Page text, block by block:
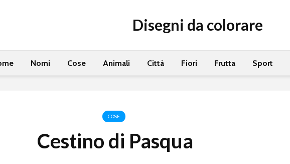
Disegni da colorare
Nomi Cose Animali Città Fiori Frutta Sport
COSE
Cestino di Pasqua